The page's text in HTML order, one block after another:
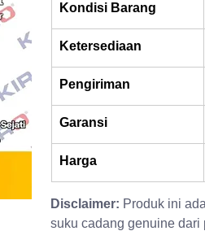
Kondisi Barang
Ketersediaan
Pengiriman
Garansi
Harga
Disclaimer: Produk ini
suku cadang genuine